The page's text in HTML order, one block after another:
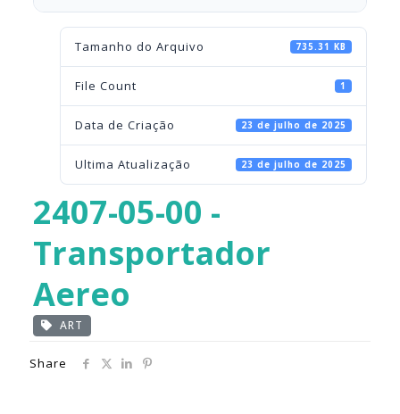
Tamanho do Arquivo 735.31 KB
File Count 1
Data de Criação 23 de julho de 2025
Ultima Atualização 23 de julho de 2025
2407-05-00 -
Transportador
Aereo
ART
Share